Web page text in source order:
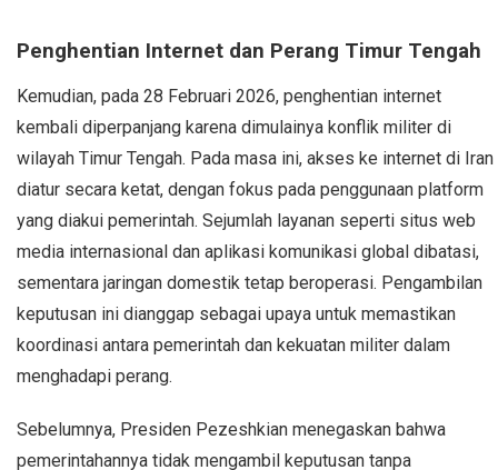
Penghentian Internet dan Perang Timur Tengah
Kemudian, pada 28 Februari 2026, penghentian internet
kembali diperpanjang karena dimulainya konflik militer di
wilayah Timur Tengah. Pada masa ini, akses ke internet di Iran
diatur secara ketat, dengan fokus pada penggunaan platform
yang diakui pemerintah. Sejumlah layanan seperti situs web
media internasional dan aplikasi komunikasi global dibatasi,
sementara jaringan domestik tetap beroperasi. Pengambilan
keputusan ini dianggap sebagai upaya untuk memastikan
koordinasi antara pemerintah dan kekuatan militer dalam
menghadapi perang.
Sebelumnya, Presiden Pezeshkian menegaskan bahwa
pemerintahannya tidak mengambil keputusan tanpa